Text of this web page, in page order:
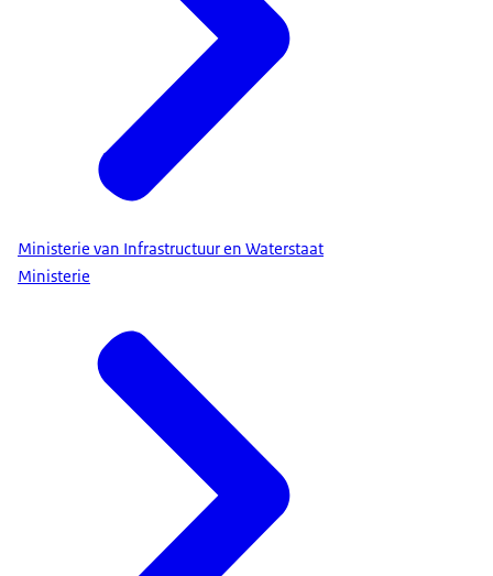
Ministerie van Infrastructuur en Waterstaat
Ministerie